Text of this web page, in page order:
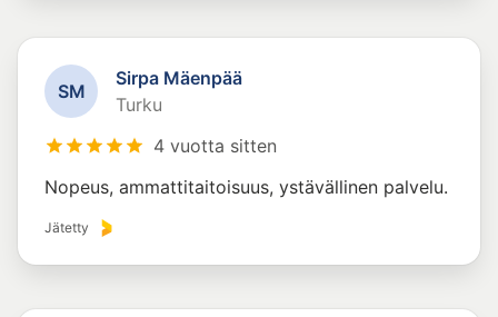
SM
Sirpa Mäenpää
Turku
4 vuotta sitten
Nopeus, ammattitaitoisuus, ystävällinen palvelu.
Jätetty